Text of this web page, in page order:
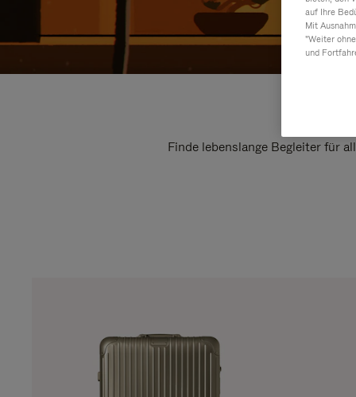
Finde lebenslange Begleiter für
auf Ihre
Mit
"Weiter
und